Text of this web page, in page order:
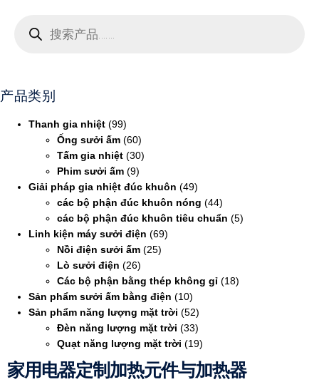
产品类别
Thanh gia nhiệt (99)
Ống sưởi ấm (60)
Tấm gia nhiệt (30)
Phim sưởi ấm (9)
Giải pháp gia nhiệt đúc khuôn (49)
các bộ phận đúc khuôn nóng (44)
các bộ phận đúc khuôn tiêu chuẩn (5)
Linh kiện máy sưởi điện (69)
Nồi điện sưởi ấm (25)
Lò sưởi điện (26)
Các bộ phận bằng thép không gỉ (18)
Sản phẩm sưởi ấm bằng điện (10)
Sản phẩm năng lượng mặt trời (52)
Đèn năng lượng mặt trời (33)
Quạt năng lượng mặt trời (19)
家用电器定制加热元件与加热器